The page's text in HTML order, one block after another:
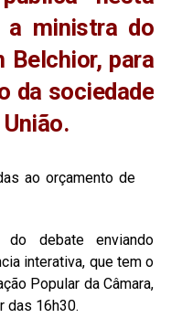
a ministra do
Belchior, para
da sociedade
debate enviando
interativa, que tem o
Popular da Câmara,
das 16h30.